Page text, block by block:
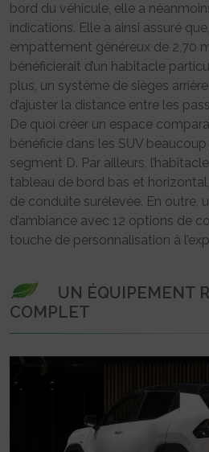
bord du véhicule, elle a
indications. Elle a ainsi assuré
empattement généreux de 2,70
bénéficierait d’un habitacle
plus, un système de sièges
d’ajuster la distance entre les
De quoi créer un espace
bénéficie dans les SUV
segment D. Par ailleurs,
tableau de bord bas et
de conduite surélevée. En outre,
d’ambiance avec 12 options de
touche de personnalisation à
UN ÉQUIPEMENT
COMPLET